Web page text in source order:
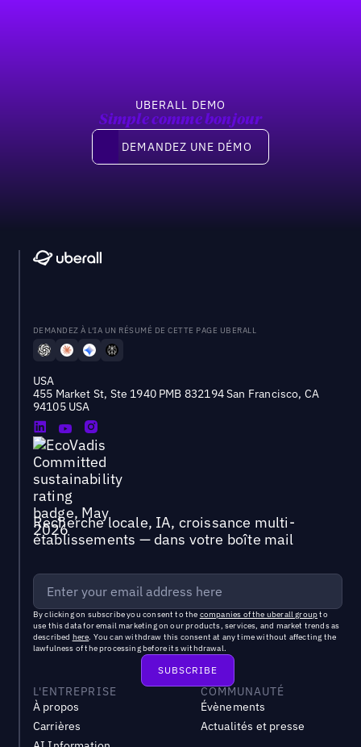
UBERALL DEMO
Simple comme bonjour
Demandez une démo
DEMANDEZ UNE DÉMO
DEMANDEZ À L'IA UN RÉSUMÉ DE CETTE PAGE UBERALL
USA
455 Market St, Ste 1940 PMB 832194 San Francisco, CA
94105 USA
Recherche locale, IA, croissance multi-
établissements — dans votre boîte mail
By clicking on subscribe you consent to the companies of the uberall groupto
use this data for email marketing on our products, services, and market trends as
described here. You can withdraw this consent at any time without affecting the
lawfulness of the processing before its withdrawal.
L'ENTREPRISE
À propos
Carrières
COMMUNAUTÉ
Évènements
Actualités et presse